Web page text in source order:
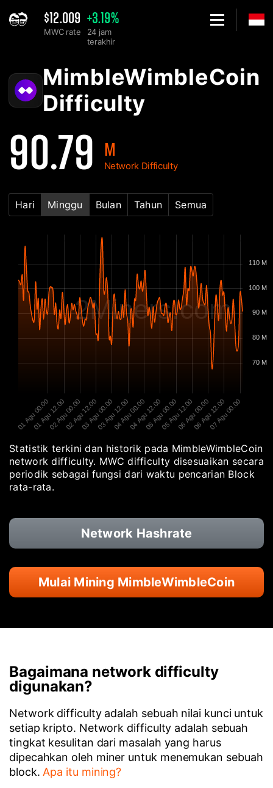
$12.009
MWC rate
+3.19%
24 jam
terakhir
MimbleWimbleCoin
Difficulty
90.79 M
Network Difficulty
Hari Minggu Bulan Tahun Semua
2Miners.com
01 Agu 00.00
01 Agu 12.0002 Agu 00.0002 Agu 12.0003 Agu 00.0003 Agu 12.0004 Agu 00.0004 Agu 12.0005 Agu 00.0005 Agu 12.0006 Agu 00.0006 Agu 12.00
07 Agu 00.00
70 M
80 M
90 M
100 M
110 M
Statistik terkini dan historik pada MimbleWimbleCoin
network difficulty. MWC difficulty disesuaikan secara
periodik sebagai fungsi dari waktu pencarian Block
rata-rata.
Network Hashrate
Mulai Mining MimbleWimbleCoin
Bagaimana network difficulty
digunakan?
Network difficulty adalah sebuah nilai kunci untuk
setiap kripto. Network difficulty adalah sebuah
tingkat kesulitan dari masalah yang harus
dipecahkan oleh miner untuk menemukan sebuah
block. Apa itu mining?